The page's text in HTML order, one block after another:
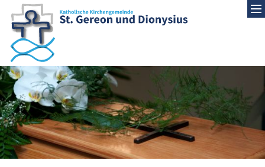
Zum Inhalt springen